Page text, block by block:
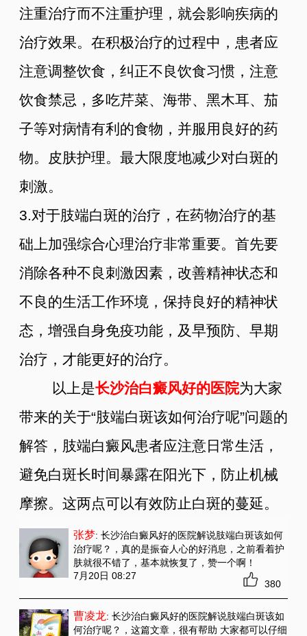
注重治疗而不注重护理，就会影响疾病的
治疗效果。在积极治疗的过程中，患者应
注意调整饮食，纠正不良饮食习惯，注意
饮食禁忌，多吃芹菜、海带、黑木耳、茄
子等对病情有利的食物，并服用良好的药
物。皮肤护理。最大限度地减少对白斑的
刺激。
3.对于肢端白斑的治疗，在药物治疗的基
础上加强综合心理治疗非常重要。首先要
消除各种不良刺激因素，改善精神状态和
不良的生活工作环境，保持良好的精神状
态，增强自身免疫功能，及早预防、早期
治疗，才能更好的治疗。
以上是长沙治白癜风好的医院为大家
带来的关于“肢端白斑该如何治疗呢”问题的
解答，肢端白癜风患者应注意日常生活，
避免白斑长时间暴露在阳光下，防止机械
摩擦。这两点可以有效防止白斑的蔓延。
张梦: 长沙治白癜风好的医院解说肢端白斑该如何
治疗呢？ ，真的是振奋人心的好消息，之前看着护
肤就很不错了，基本就恢复了，赞一个啊！
7月20日 08:27
380
曹凌龙: 长沙治白癜风好的医院解说肢端白斑该如
何治疗呢？ ，这篇文章，很有帮助 大家都可以仔细